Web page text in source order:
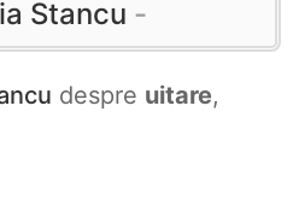
Stancu
despre uitare,